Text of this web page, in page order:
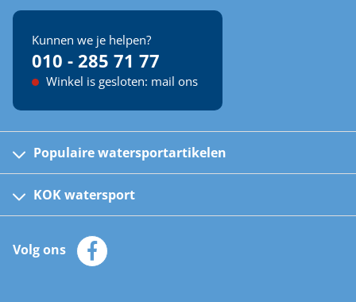
Kunnen we je helpen?
010 - 285 71 77
Winkel is gesloten: mail ons
Populaire watersportartikelen
Kinder reddingsvesten
Automatische reddingsvesten
Zeilkleding
Zonnepanelen
KOK watersport
Klantenservice
Merken
Volg ons